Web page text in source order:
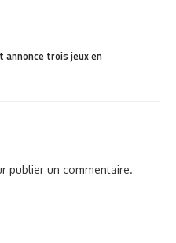
annonce trois jeux en
publier un commentaire.